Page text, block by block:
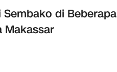
Sembako di Beberapa
Makassar